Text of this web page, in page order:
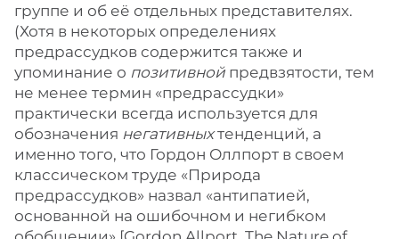
группе и об её отдельных представителях.
(Хотя в некоторых определениях
предрассудков содержится также и
упоминание о позитивной предвзятости, тем
не менее термин «предрассудки»
практически всегда используется для
обозначения негативныхтенденций, а
именно того, что Гордон Оллпорт в своем
классическом труде «Природа
предрассудков» назвал «антипатией,
основанной на ошибочном и негибком